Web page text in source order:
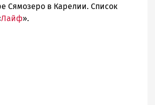
Сямозеро в Карелии. Список
Лайф».